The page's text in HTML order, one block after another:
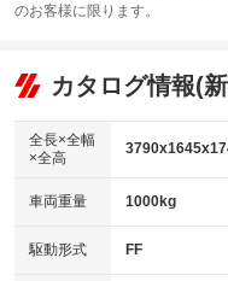
リフトアップ
：装備なし
：装備なし
パワーウィンドウ
アイドリングストップ
：装備あり
USB入力端子
：装備なし
：装備あり
ビジュアル：-／DVD再生
：装備あり
：装備あり
革シート
キーレス
HID(キセノンライト)
：装備なし
のお客様に限ります。
カタログ情報(
全長×全幅
×全高
車両重量 1000kg
駆動形式 FF